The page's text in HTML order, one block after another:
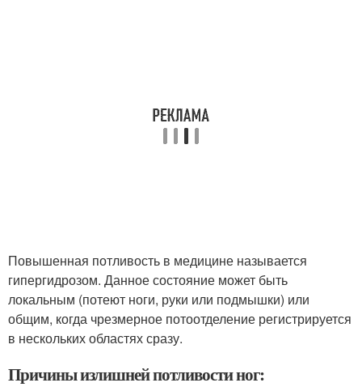
Повышенная потливость в медицине называется
гипергидрозом. Данное состояние может быть
локальным (потеют ноги, руки или подмышки) или
общим, когда чрезмерное потоотделение регистрируется
в нескольких областях сразу.
Причины излишней потливости ног: